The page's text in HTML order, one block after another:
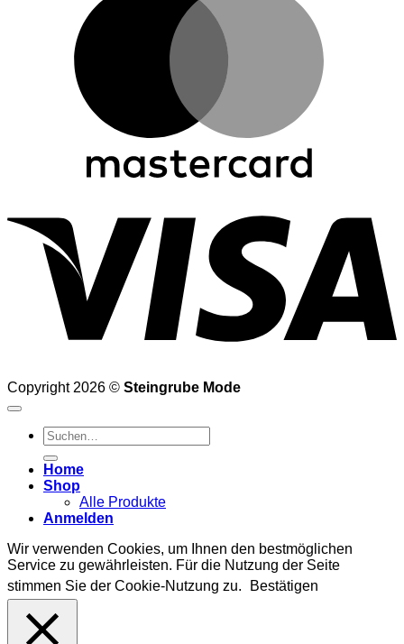
Copyright 2026 © Steingrube Mode
Suchen
nach:
Home
Shop
Alle Produkte
Anmelden
Wir verwenden Cookies, um Ihnen den bestmöglichen
Service zu gewährleisten. Für die Nutzung der Seite
stimmen Sie der Cookie-Nutzung zu.
Bestätigen